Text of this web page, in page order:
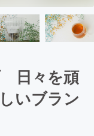
日々を頑
いブラン